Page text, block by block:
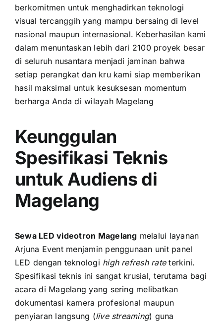
berkomitmen untuk menghadirkan teknologi
visual tercanggih yang mampu bersaing di level
nasional maupun internasional. Keberhasilan kami
dalam menuntaskan lebih dari 2100 proyek besar
di seluruh nusantara menjadi jaminan bahwa
setiap perangkat dan kru kami siap memberikan
hasil maksimal untuk kesuksesan momentum
berharga Anda di wilayah Magelang
Keunggulan
Spesifikasi Teknis
untuk Audiens di
Magelang
Sewa LED videotron Magelang melalui layanan
Arjuna Event menjamin penggunaan unit panel
LED dengan teknologi high refresh rateterkini.
Spesifikasi teknis ini sangat krusial, terutama bagi
acara di Magelang yang sering melibatkan
dokumentasi kamera profesional maupun
penyiaran langsung (live streaming) guna